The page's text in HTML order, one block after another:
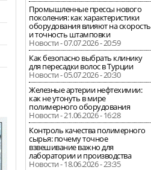
Промышленные прессы нового
поколения: как характеристики
оборудования влияют на скорость
и точность штамповки
Новости - 07.07.2026 - 20:59
Как безопасно выбрать клинику
для пересадки волос в Турции
Новости - 05.07.2026 - 20:30
Железные артерии нефтехимии:
как не утонуть в мире
полимерного оборудования
Новости - 21.06.2026 - 16:28
Контроль качества полимерного
сырья: почему точное
взвешивание важно для
лаборатории и производства
Новости - 18.06.2026 - 23:35